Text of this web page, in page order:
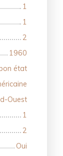
1
1
2
1960
état
Ouest
1
2
Oui